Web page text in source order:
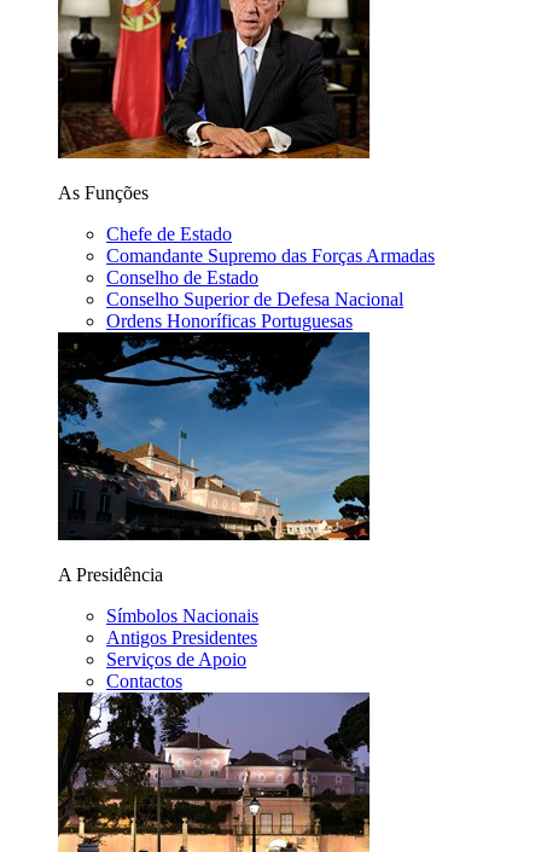
As Funções
Chefe de Estado
Comandante Supremo das Forças Armadas
Conselho de Estado
Conselho Superior de Defesa Nacional
Ordens Honoríficas Portuguesas
A Presidência
Símbolos Nacionais
Antigos Presidentes
Serviços de Apoio
Contactos